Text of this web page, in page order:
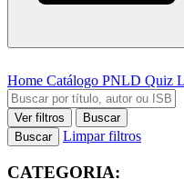
Home Catálogo PNLD Quiz
Ver filtros
Buscar
Buscar
Limpar filtros
CATEGORIA: